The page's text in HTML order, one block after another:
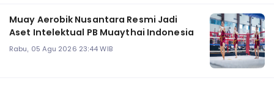
Muay Aerobik Nusantara Resmi Jadi
Aset Intelektual PB Muaythai Indonesia
Rabu, 05 Agu 2026 23:44 WIB